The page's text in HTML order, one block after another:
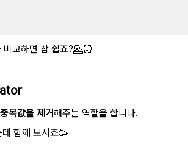
교하면 참 쉽죠?💁🏻
중복값을 제거해주는 역할을 합니다.
함께 보시죠🥳